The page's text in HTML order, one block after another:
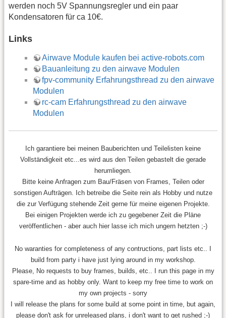
werden noch 5V Spannungsregler und ein paar
Kondensatoren für ca 10€.
Links
Airwave Module kaufen bei active-robots.com
Bauanleitung zu den airwave Modulen
fpv-community Erfahrungsthread zu den airwave
Modulen
rc-cam Erfahrungsthread zu den airwave
Modulen
Ich garantiere bei meinen Bauberichten und Teilelisten keine
Vollständigkeit etc...es wird aus den Teilen gebastelt die gerade
herumliegen.
Bitte keine Anfragen zum Bau/Fräsen von Frames, Teilen oder
sonstigen Aufträgen. Ich betreibe die Seite rein als Hobby und nutze
die zur Verfügung stehende Zeit gerne für meine eigenen Projekte.
Bei einigen Projekten werde ich zu gegebener Zeit die Pläne
veröffentlichen - aber auch hier lasse ich mich ungern hetzten ;-)
No waranties for completeness of any contructions, part lists etc.. I
build from party i have just lying around in my workshop.
Please, No requests to buy frames, builds, etc.. I run this page in my
spare-time and as hobby only. Want to keep my free time to work on
my own projects - sorry
I will release the plans for some build at some point in time, but again,
please don't ask for unreleased plans, i don't want to get rushed ;-)